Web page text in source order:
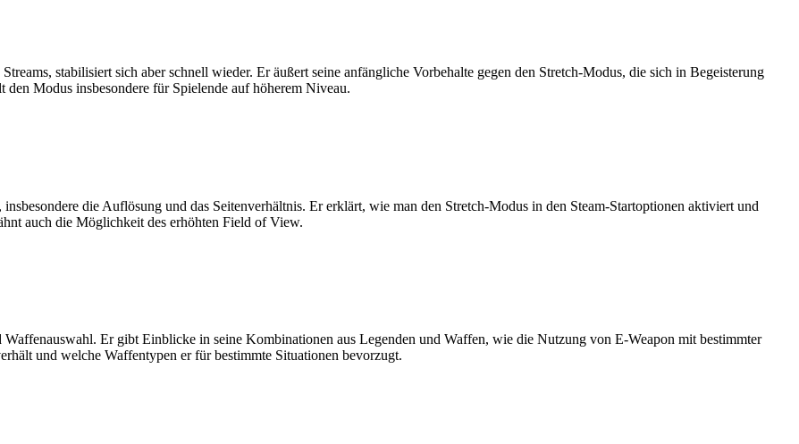
stabilisiert sich aber schnell wieder. Er äußert seine anfängliche Vorbehalte gegen den Stretch-Modus, die sich in Begeisterung
Modus insbesondere für Spielende auf höherem Niveau.
die Auflösung und das Seitenverhältnis. Er erklärt, wie man den Stretch-Modus in den Steam-Startoptionen aktiviert und
auch die Möglichkeit des erhöhten Field of View.
Er gibt Einblicke in seine Kombinationen aus Legenden und Waffen, wie die Nutzung von E-Weapon mit bestimmter
und welche Waffentypen er für bestimmte Situationen bevorzugt.